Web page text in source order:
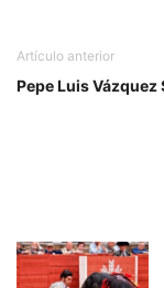
Artículo anterior
Pepe Luis Vázquez